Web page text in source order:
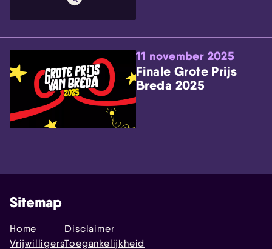
11 november 2025
Finale Grote Prijs
Breda 2025
Sitemap
Home
Vrijwilligers
Disclaimer
Toegankelijkheid